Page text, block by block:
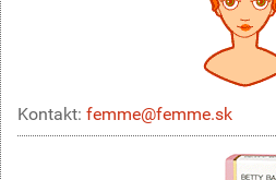
Kontakt: femme@femme.sk